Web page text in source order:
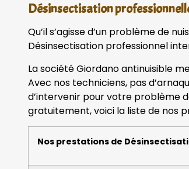
Désinsectisation
Qu’il s’agisse d’un problème de
Désinsectisation professionnel
La société Giordano antinuisible
Avec nos techniciens, pas
d’intervenir pour votre problème
gratuitement, voici la liste de nos
Nos prestations de